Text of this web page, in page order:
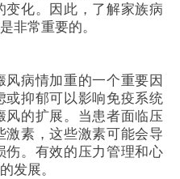
化。因此，了解家族病
非常重要的。
病情加重的一个重要因
或抑郁可以影响免疫系统
风的扩展。当患者面临压
激素，这些激素可能会导
伤。有效的压力管理和心
发展。